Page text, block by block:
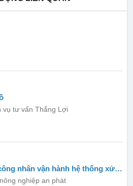
vụ tư vấn Thắng Lợi
nhân vận hành hệ thống xử lý
thông
nghiệp an phát